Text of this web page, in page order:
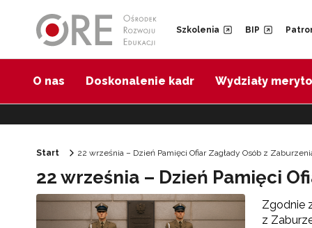
Szkolenia BIP
O nas Doskonalenie kadr Wydziały
Start 22 września – Dzień Pamięci Ofiar Zagłady Osób z
22 września – Dzień Pamięci
Zgodnie
z